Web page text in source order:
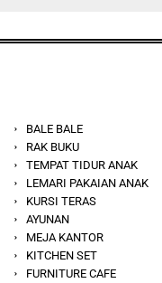
BALE BALE
RAK BUKU
TEMPAT TIDUR ANAK
LEMARI PAKAIAN ANAK
KURSI TERAS
AYUNAN
MEJA KANTOR
KITCHEN SET
FURNITURE CAFE